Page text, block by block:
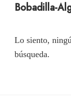
Bobadilla-
Lo siento,
búsqueda.